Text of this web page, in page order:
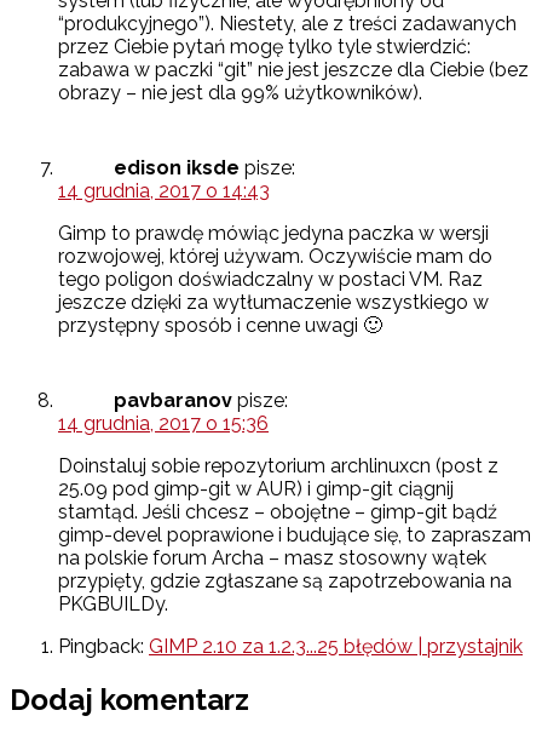
“produkcyjnego”). Niestety, ale z treści zadawanych
przez Ciebie pytań mogę tylko tyle stwierdzić:
zabawa w paczki “git” nie jest jeszcze dla Ciebie (bez
obrazy – nie jest dla 99% użytkowników).
edison iksde pisze:
14 grudnia, 2017 o 14:43
Gimp to prawdę mówiąc jedyna paczka w wersji
rozwojowej, której używam. Oczywiście mam do
tego poligon doświadczalny w postaci VM. Raz
jeszcze dzięki za wytłumaczenie wszystkiego w
przystępny sposób i cenne uwagi 🙂
pavbaranov pisze:
14 grudnia, 2017 o 15:36
Doinstaluj sobie repozytorium archlinuxcn (post z
25.09 pod gimp-git w AUR) i gimp-git ciągnij
stamtąd. Jeśli chcesz – obojętne – gimp-git bądź
gimp-devel poprawione i budujące się, to zapraszam
na polskie forum Archa – masz stosowny wątek
przypięty, gdzie zgłaszane są zapotrzebowania na
PKGBUILDy.
Pingback: GIMP 2.10 za 1.2.3...25 błędów | przystajnik
Dodaj komentarz